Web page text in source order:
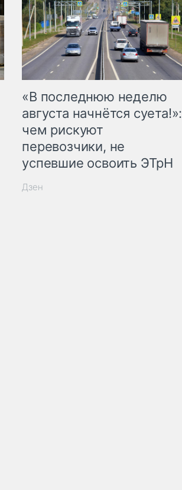
«В последнюю неделю
августа начнётся суета!»:
чем рискуют
перевозчики, не
успевшие освоить ЭТрН
Дзен